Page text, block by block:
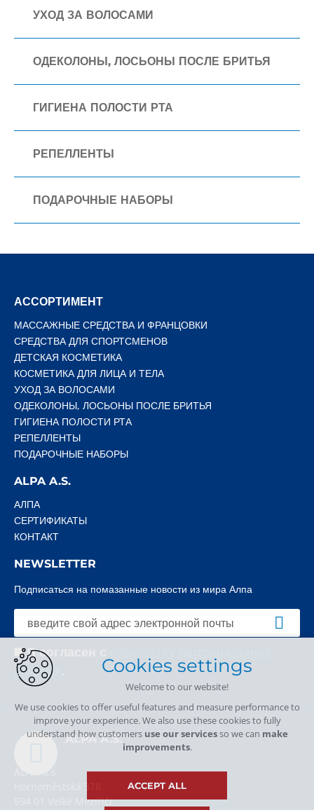
УХОД ЗА ВОЛОСАМИ
ОДЕКОЛОНЫ, ЛОСЬОНЫ ПОСЛЕ БРИТЬЯ
ГИГИЕНА ПОЛОСТИ РТА
РЕПЕЛЛЕНТЫ
ПОДАРОЧНЫЕ НАБОРЫ
АССОРТИМЕНТ
МАССАЖНЫЕ СРЕДСТВА И ФРАНЦОВКИ
СРЕДСТВА ДЛЯ СПОРТСМЕНОВ
ДЕТСКАЯ КОСМЕТИКА
КОСМЕТИКА ДЛЯ ЛИЦА И ТЕЛА
УХОД ЗА ВОЛОСАМИ
ОДЕКОЛОНЫ, ЛОСЬОНЫ ПОСЛЕ БРИТЬЯ
ГИГИЕНА ПОЛОСТИ РТА
РЕПЕЛЛЕНТЫ
ПОДАРОЧНЫЕ НАБОРЫ
ALPA A.S.
АЛПА
СЕРТИФИКАТЫ
КОНТАКТ
NEWSLETTER
Подписаться на помазанные новости из мира Алпа
Я согласен с
данных
ALPA A.S.
594 01 Velké Meziříčí
Cookies settings
Welcome to our website!
We use cookies to offer useful features and measure performance to
improve your experience. We also use these cookies to fully
understand how customers use our servicesso we can make
improvements.
ACCEPT ALL